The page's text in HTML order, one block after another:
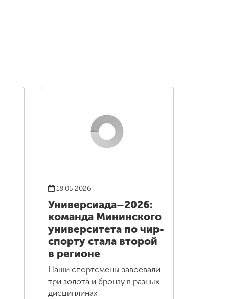
18.05.2026
Универсиада–2026:
команда Мининского
университета по чир-
спорту стала второй
в регионе
Наши спортсмены завоевали
три золота и бронзу в разных
дисциплинах